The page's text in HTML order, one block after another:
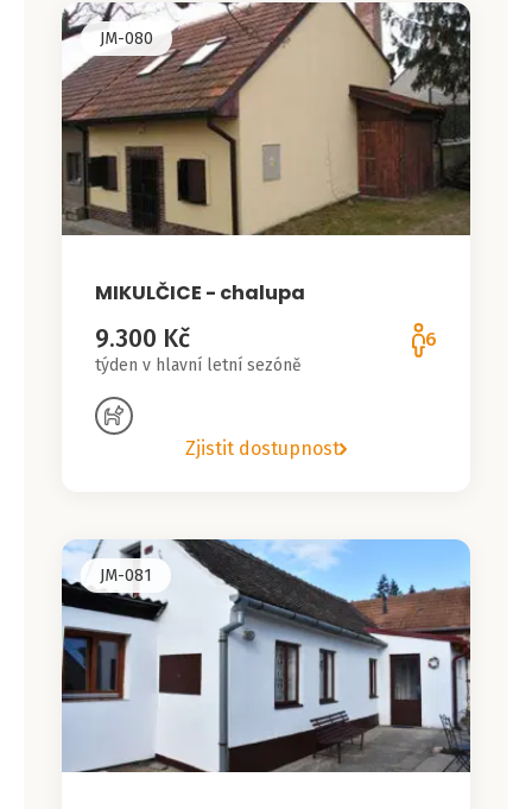
JM-080
MIKULČICE - chalupa
9.300 Kč
týden v hlavní letní sezóně
6
Zjistit dostupnost
JM-081